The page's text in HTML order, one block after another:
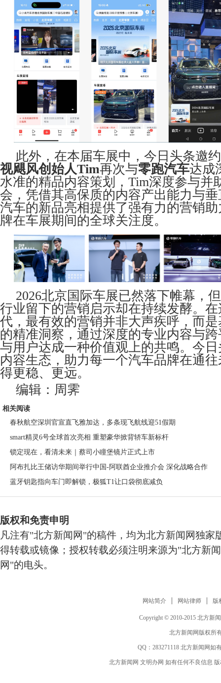
此外，在本届车展中，今日头条邀
视飓风创始人Tim再次与零跑汽车达成
水准的精品内容策划，Tim深度参与并
会，凭借其高保质的内容产出能力与
汽车的新品亮相提供了强有力的营销
牌在车展期间的全球关注度。
2026北京国际车展已然落下帷幕，
行业留下的营销启示却在持续发酵。
代，最有效的营销并非大声疾呼，而
的精准洞察，通过深度的专业内容与
与用户达成一种价值观上的共鸣。今
内容生态，助力每一个汽车品牌在通
得更稳、更远。
编辑：周霁
相关阅读
春秋航空深圳官宣直飞雅加达，多条现飞航线迎51假期
smart精灵6号全球首次亮相 重塑豪华掀背轿车新标杆
锁定现在，看清未来｜蔡司小瞳堡镜片正式上市
阿布扎比王储访华期间举行中国-阿联酋企业推介会 深化战略合作
蓝牙钥匙指向车门即解锁，极狐T1让口袋彻底减负
版权和免责申明
凡注有"北方新闻网"的稿件，均为北方新闻网独家
得转载或镜像；授权转载必须注明来源为"北方新
网"的电头。
网站简介 网站律师 版
Copyright © 2010-2015 北方新
北方新闻网版权所
QQ： 283271118北方新闻网如
北方新闻网 文明办网 如有任何不良信息